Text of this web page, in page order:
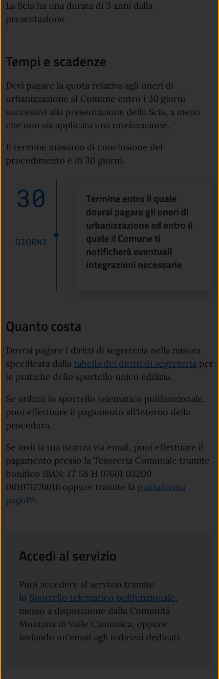
La Scia ha una durata di 3 anni dalla
presentazione.
Tempi e scadenze
Devi pagare la quota relativa agli oneri di
urbanizzazione al Comune entro i 30 giorni
successivi alla presentazione della Scia, a meno
che non sia applicata una rateizzazione.
Il termine massimo di conclusione del
procedimento è di 30 giorni.
30
GIORNI
Termine entro il quale
dovrai pagare gli oneri di
urbanizzazione ed entro il
quale il Comune ti
notificherà eventuali
integrazioni necessarie
Quanto costa
Dovrai pagare i diritti di segreteria nella misura
specificata dalla tabella dei diritti di segreteria per
le pratiche dello sportello unico edilizia.
Se utilizzi lo sportello telematico polifunzionale,
puoi effettuare il pagamento all'interno della
procedura.
Se invii la tua istanza via email, puoi effettuare il
pagamento presso la Tesoreria Comunale tramite
bonifico IBAN: IT 58 H 07601 03200
001071276016 oppure tramite la piattaforma
pagoPA.
Accedi al servizio
Puoi accedere al servizio tramite
lo Sportello telematico polifunzionale,
messo a disposizione dalla Comunità
Montana di Valle Camonica, oppure
inviando un'email agli indirizzi dedicati.